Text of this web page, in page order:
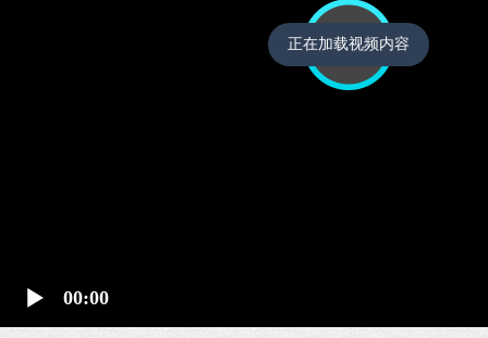
正在加载视频内容
00:00